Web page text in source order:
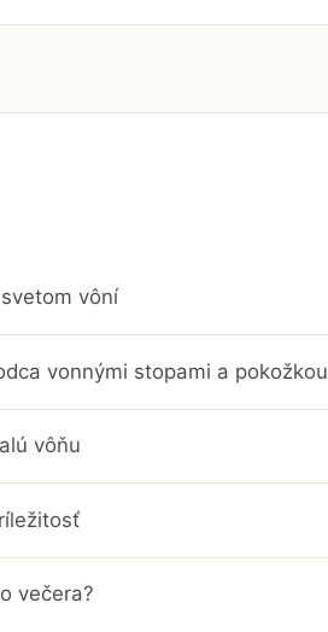
vôní
vonnými stopami a pokožkou
vôňu
večera?